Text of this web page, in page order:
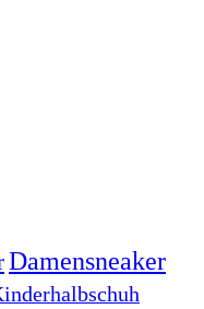
Damensneaker